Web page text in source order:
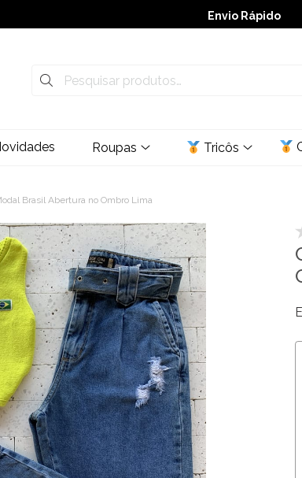
Envio Rápido
➚ Ofertas– Até 60%
Roupas Tricôs
Brasil Abertura no Ombro Lima